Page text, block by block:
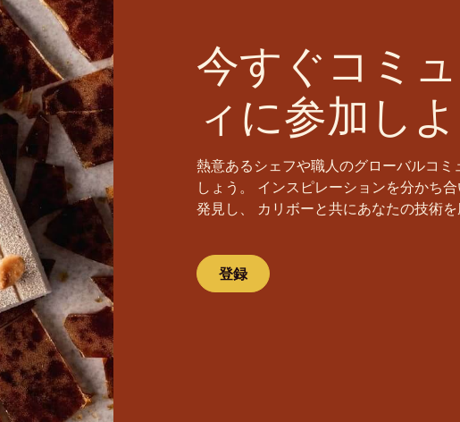
今すぐコミ
ィに参加しよ
熱意あるシェフや職人のグローバルコミ
しょう。 インスピレーションを分かち
発見し、 カリボーと共にあなたの技術を
登録